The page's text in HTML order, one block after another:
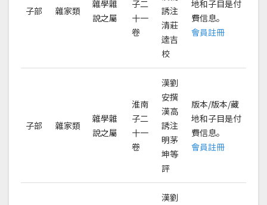
子部 雜家類
雜學雜
說之屬
子二
十一
卷
誘注
清莊
逵吉
校
地和子目是付
費信息。
會員註冊
子部 雜家類
雜學雜
說之屬
淮南
子二
十一
卷
漢劉
安撰
漢高
誘注
明茅
坤等
評
版本/版本/藏
地和子目是付
費信息。
會員註冊
漢劉